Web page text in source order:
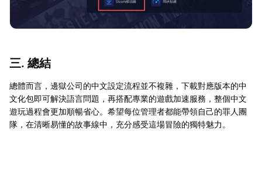
三. 總結
總體而言，邊獄公司的中文設定流程並不複雜，下載對應版本的中
文化包即可解決語言問題，再搭配專業的遊戲加速服務，整個中文
遊玩過程會更加順暢省心。希望每位管理者都能帶領自己的罪人團
隊，在清晰易懂的故事線中，充分感受這場冒險的獨特魅力。